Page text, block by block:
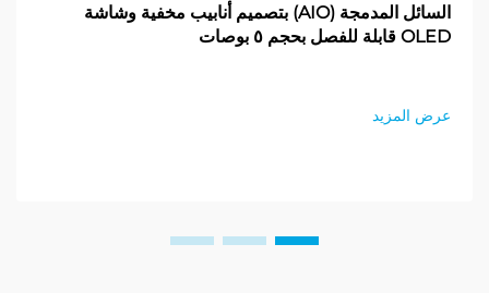
السائل المدمجة (AIO) بتصميم أنابيب مخفية وشاشة
OLED قابلة للفصل بحجم ٥ بوصات
عرض المزيد